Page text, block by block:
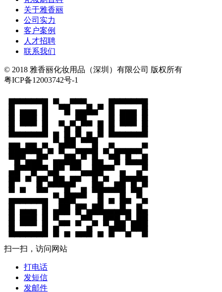
关于雅香丽
公司实力
客户案例
人才招聘
联系我们
© 2018 雅香丽化妆用品（深圳）有限公司 版权所有
粤ICP备12003742号-1
扫一扫，访问网站
打电话
发短信
发邮件